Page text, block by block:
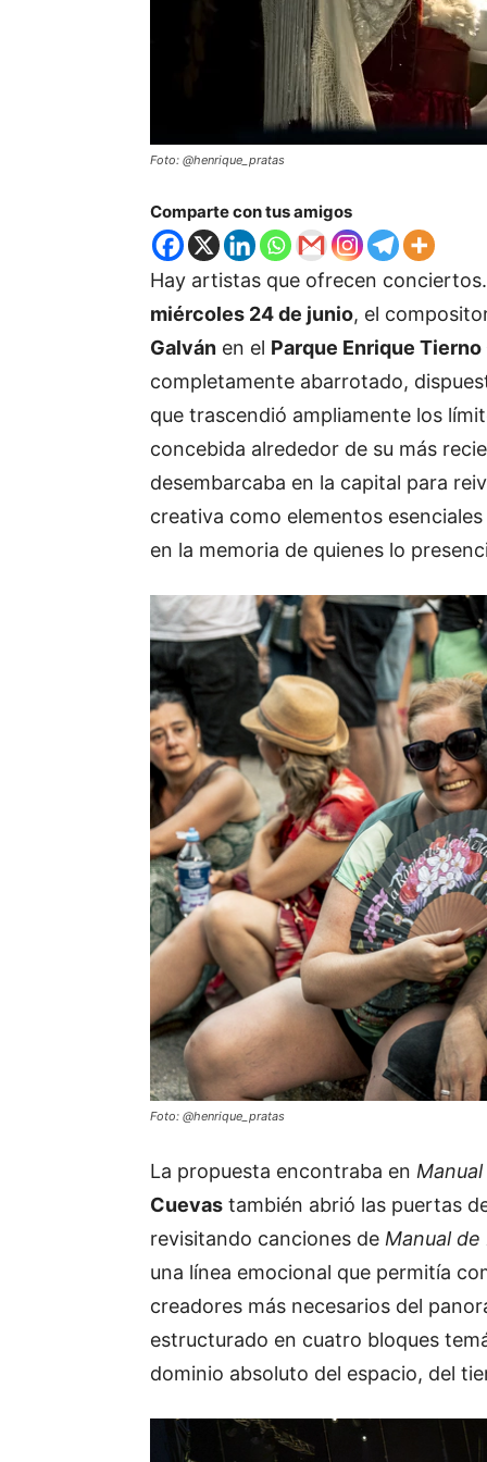
Foto: @henrique_pratas
Comparte con tus amigos
Hay artistas que ofrecen
miércoles 24 de junio, el
Galván en el Parque Enrique Tierno
completamente abarrotado,
que trascendió ampliamente los
concebida alrededor de su más
desembarcaba en la capital para
creativa como elementos
en la memoria de quienes lo
Foto: @henrique_pratas
La propuesta encontraba en
Cuevas también abrió las puertas
revisitando canciones de Manual de
una línea emocional que permitía
creadores más necesarios del
estructurado en cuatro bloques
dominio absoluto del espacio, del